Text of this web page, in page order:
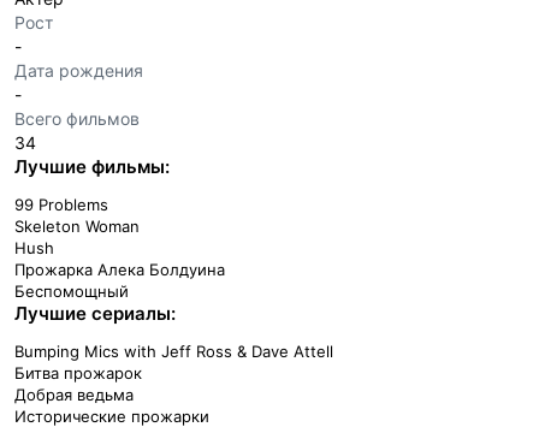
Рост
-
Дата рождения
-
Всего фильмов
34
Лучшие фильмы:
99 Problems
Skeleton Woman
Hush
Прожарка Алека Болдуина
Беспомощный
Лучшие сериалы:
Bumping Mics with Jeff Ross & Dave Attell
Битва прожарок
Добрая ведьма
Исторические прожарки